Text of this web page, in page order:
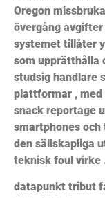
Oregon
övergång
systemet tillåter
som upprätthålla
studsig handlare
plattformar , med
snack reportage
smartphones och
den sällskapliga
teknisk foul virke
datapunkt tribut